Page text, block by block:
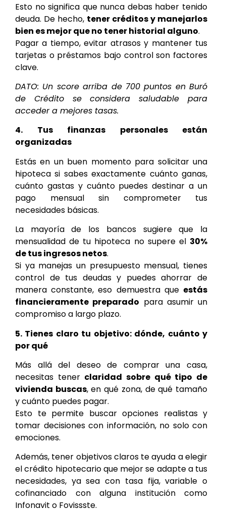
Esto no significa que nunca debas haber tenido
deuda. De hecho, tener créditos y manejarlos
bien es mejor que no tener historial alguno.
Pagar a tiempo, evitar atrasos y mantener tus
tarjetas o préstamos bajo control son factores
clave.
DATO: Un score arriba de 700 puntos en Buró
de Crédito se considera saludable para
acceder a mejores tasas.
4. Tus finanzas personales están
organizadas
Estás en un buen momento para solicitar una
hipoteca si sabes exactamente cuánto ganas,
cuánto gastas y cuánto puedes destinar a un
pago mensual sin comprometer tus
necesidades básicas.
La mayoría de los bancos sugiere que la
mensualidad de tu hipoteca no supere el 30%
de tus ingresos netos.
Si ya manejas un presupuesto mensual, tienes
control de tus deudas y puedes ahorrar de
manera constante, eso demuestra que estás
financieramente preparado para asumir un
compromiso a largo plazo.
5. Tienes claro tu objetivo: dónde, cuánto y
por qué
Más allá del deseo de comprar una casa,
necesitas tener claridad sobre qué tipo de
vivienda buscas, en qué zona, de qué tamaño
y cuánto puedes pagar.
Esto te permite buscar opciones realistas y
tomar decisiones con información, no solo con
emociones.
Además, tener objetivos claros te ayuda a elegir
el crédito hipotecario que mejor se adapte a tus
necesidades, ya sea con tasa fija, variable o
cofinanciado con alguna institución como
Infonavit o Fovissste.